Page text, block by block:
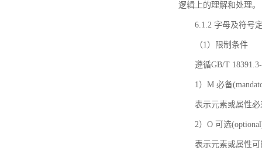
逻辑上的理解和处理。
6.1.2 字母及符号
（1）限制条件
遵循GB/T
1）M 必备
表示元素或属性
2）O 可选
表示元素或属性